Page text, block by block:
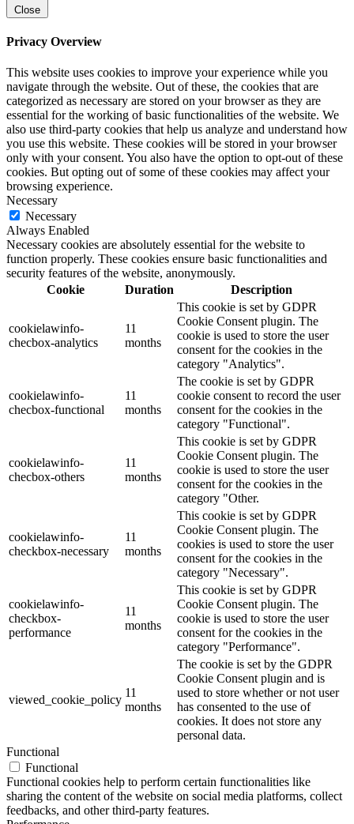
Close
Privacy Overview
This website uses cookies to improve your experience while you
navigate through the website. Out of these, the cookies that are
categorized as necessary are stored on your browser as they are
essential for the working of basic functionalities of the website. We
also use third-party cookies that help us analyze and understand how
you use this website. These cookies will be stored in your browser
only with your consent. You also have the option to opt-out of these
cookies. But opting out of some of these cookies may affect your
browsing experience.
Necessary
Necessary
Always Enabled
Necessary cookies are absolutely essential for the website to
function properly. These cookies ensure basic functionalities and
security features of the website, anonymously.
Cookie
Duration Description
cookielawinfo-
checbox-analytics
11
months
This cookie is set by GDPR
Cookie Consent plugin. The
cookie is used to store the user
consent for the cookies in the
category "Analytics".
cookielawinfo-
checbox-functional
11
months
The cookie is set by GDPR
cookie consent to record the user
consent for the cookies in the
category "Functional".
cookielawinfo-
checbox-others
11
months
This cookie is set by GDPR
Cookie Consent plugin. The
cookie is used to store the user
consent for the cookies in the
category "Other.
cookielawinfo-
checkbox-necessary
11
months
This cookie is set by GDPR
Cookie Consent plugin. The
cookies is used to store the user
consent for the cookies in the
category "Necessary".
cookielawinfo-
checkbox-
performance
11
months
This cookie is set by GDPR
Cookie Consent plugin. The
cookie is used to store the user
consent for the cookies in the
category "Performance".
viewed_cookie_policy
11
months
The cookie is set by the GDPR
Cookie Consent plugin and is
used to store whether or not user
has consented to the use of
cookies. It does not store any
personal data.
Functional
Functional
Functional cookies help to perform certain functionalities like
sharing the content of the website on social media platforms, collect
feedbacks, and other third-party features.